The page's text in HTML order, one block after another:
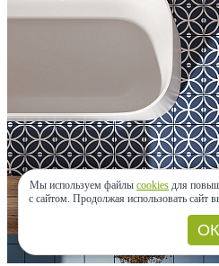
Мы используем файлы cookies для
с сайтом. Продолжая использовать сайт
ОК